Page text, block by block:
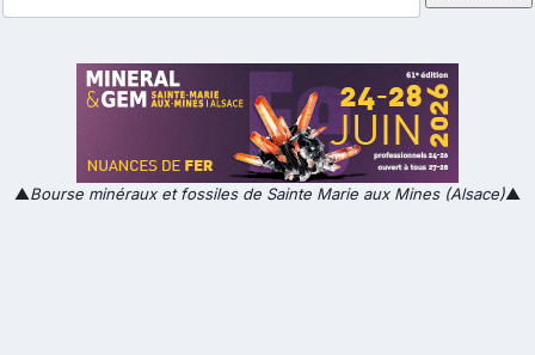
▲Bourse minéraux et fossiles de Sainte Marie aux Mines (Alsace)▲